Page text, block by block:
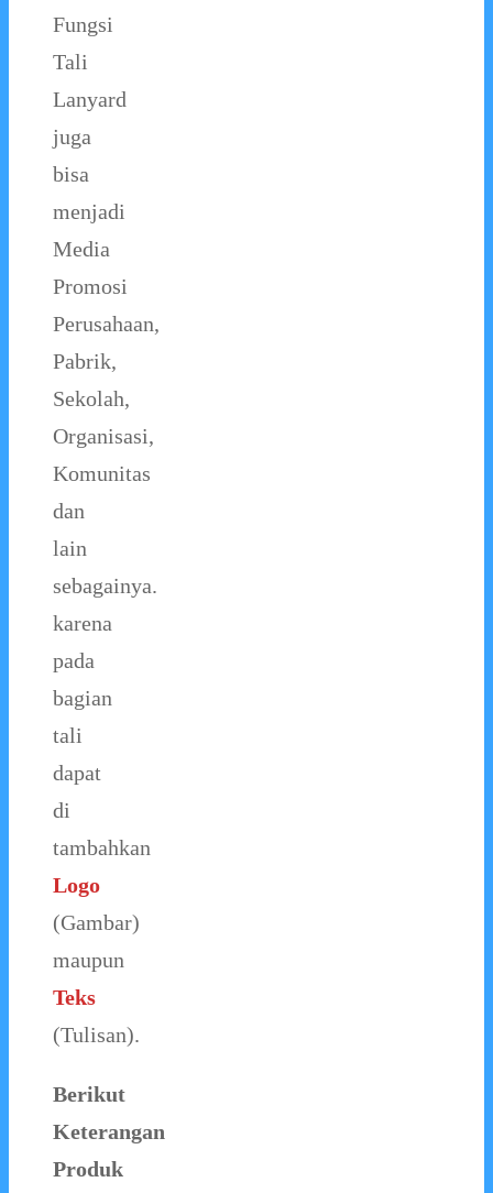
Fungsi
Tali
Lanyard
juga
bisa
menjadi
Media
Promosi
Perusahaan,
Pabrik,
Sekolah,
Organisasi,
Komunitas
dan
lain
sebagainya.
karena
pada
bagian
tali
dapat
di
tambahkan
Logo
(Gambar)
maupun
Teks
(Tulisan).
Berikut
Keterangan
Produk